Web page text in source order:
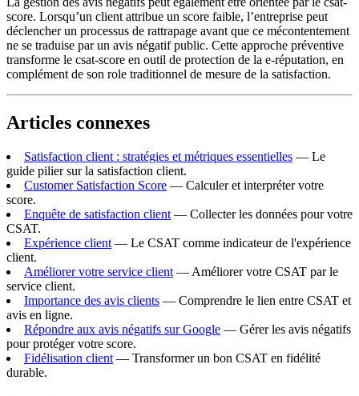
score. Lorsqu’un client attribue un score faible, l’entreprise peut
déclencher un processus de rattrapage avant que ce mécontentement
ne se traduise par un avis négatif public. Cette approche préventive
transforme le csat-score en outil de protection de la e-réputation, en
complément de son role traditionnel de mesure de la satisfaction.
Articles connexes
Satisfaction client : stratégies et métriques essentielles — Le
guide pilier sur la satisfaction client.
Customer Satisfaction Score — Calculer et interpréter votre
score.
Enquête de satisfaction client — Collecter les données pour votre
CSAT.
Expérience client — Le CSAT comme indicateur de l'expérience
client.
Améliorer votre service client — Améliorer votre CSAT par le
service client.
Importance des avis clients — Comprendre le lien entre CSAT et
avis en ligne.
Répondre aux avis négatifs sur Google — Gérer les avis négatifs
pour protéger votre score.
Fidélisation client — Transformer un bon CSAT en fidélité
durable.